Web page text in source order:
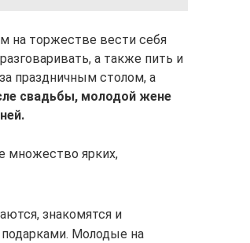
на торжестве вести себя
а также пить и
праздничным столом, а
свадьбы, молодой жене
множество ярких,
знакомятся и
Молодые на